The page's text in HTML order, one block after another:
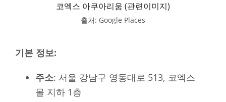
코엑스 아쿠아리움 (관련이미지)
출처: Google Places
기본 정보:
주소: 서울 강남구 영동대로 513, 코엑스
몰 지하 1층